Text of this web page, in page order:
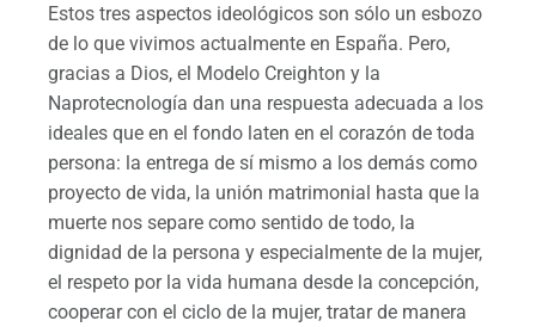
Estos tres aspectos ideológicos son sólo un esbozo
de lo que vivimos actualmente en España. Pero,
gracias a Dios, el Modelo Creighton y la
Naprotecnología dan una respuesta adecuada a los
ideales que en el fondo laten en el corazón de toda
persona: la entrega de sí mismo a los demás como
proyecto de vida, la unión matrimonial hasta que la
muerte nos separe como sentido de todo, la
dignidad de la persona y especialmente de la mujer,
el respeto por la vida humana desde la concepción,
cooperar con el ciclo de la mujer, tratar de manera